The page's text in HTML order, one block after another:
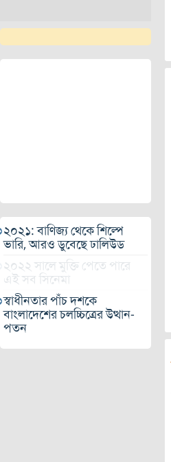
২০২১: বাণিজ্য থেকে শিল্পে
ভারি, আরও ডুবেছে ঢালিউড
২০২২ সালে মুক্তি পেতে পারে
এই সব সিনেমা
স্বাধীনতার পাঁচ দশকে
বাংলাদেশের চলচ্চিত্রের উত্থান-
পতন